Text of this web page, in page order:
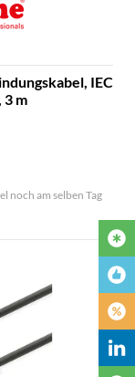
IEC
3 m
noch am selben Tag